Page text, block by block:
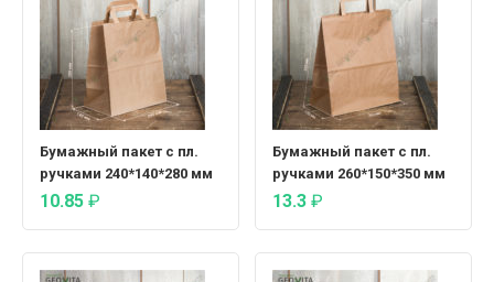
Бумажный пакет с пл.
ручками 240*140*280 мм
10.85 ₽
Бумажный пакет с пл.
ручками 260*150*350 мм
13.3 ₽